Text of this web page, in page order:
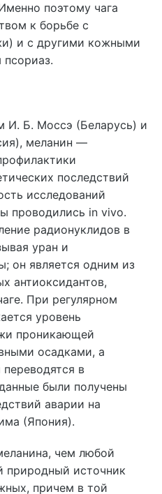
поэтому чага
к борьбе с
и с другими кожными
псориаз.
И. Б. Моссэ (Беларусь) и
меланин —
последствий
исследований
проводились in vivo.
радионуклидов в
уран и
он является одним из
антиоксидантов,
При регулярном
уровень
проникающей
осадками, а
в
были получены
аварии на
(Япония).
чем любой
природный источник
причем в той